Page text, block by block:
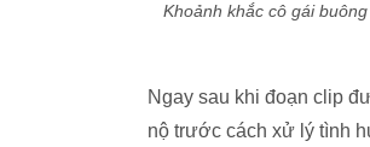
Khoảnh khắc cô gái
Ngay sau khi đoạn clip
nộ trước cách xử lý tình